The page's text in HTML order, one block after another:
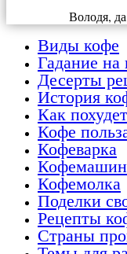
Володя,
Виды кофе
Гадание
Десерты
История
Как
Кофе
Кофеварка
Кофемолка
Поделки
Рецепты
Страны